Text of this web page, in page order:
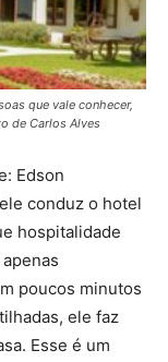
que vale conhecer,
de Carlos Alves
Edson
conduz o hotel
hospitalidade
poucos minutos
ele faz
Esse é um